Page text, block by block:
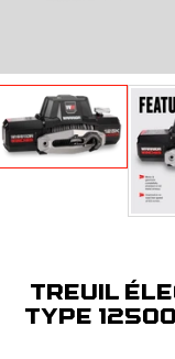
TREUIL
TYPE